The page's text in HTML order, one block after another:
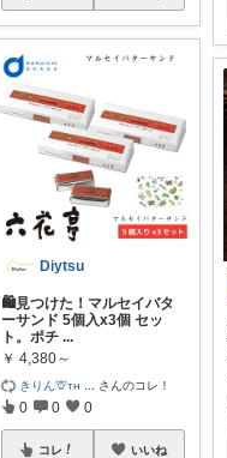
Diytsu
🛍️見つけた！マルセイバタ
ーサンド 5個入x3個 セッ
ト。ポチ ...
￥ 4,380～
きりん🦒ᴛʜ さんのコレ！
0 0 0
コレ いいね